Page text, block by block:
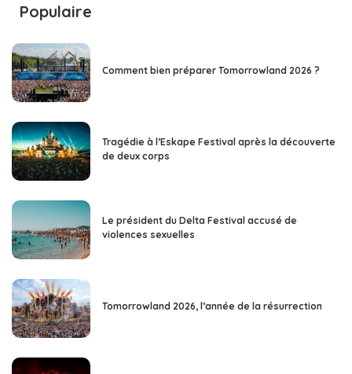
Populaire
Comment bien préparer Tomorrowland 2026 ?
Tragédie à l’Eskape Festival après la découverte
de deux corps
Le président du Delta Festival accusé de
violences sexuelles
Tomorrowland 2026, l’année de la résurrection